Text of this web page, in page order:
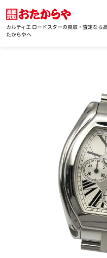
カルティエ ロードスターの買取・査定なら
たからやへ